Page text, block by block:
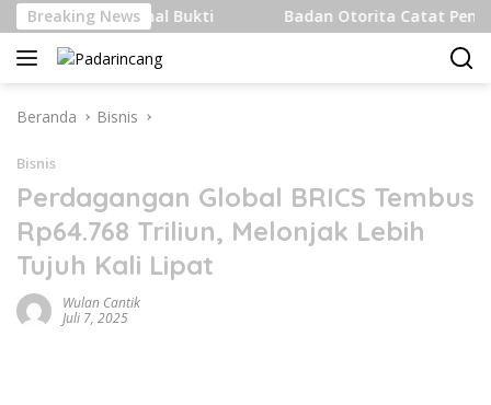
Langsung
ke
konten
Breaking News
Internasional Bukti Badan Otorita Catat
Beranda Bisnis
Bisnis
Perdagangan Global BRICS Tembus
Rp64.768 Triliun, Melonjak Lebih
Tujuh Kali Lipat
Wulan Cantik
Juli 7, 2025